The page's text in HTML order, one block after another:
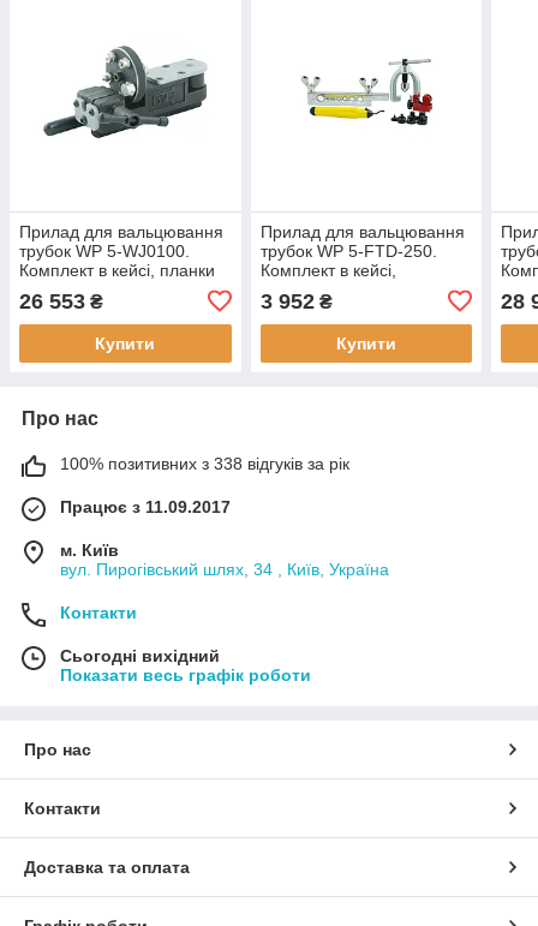
Прилад для вальцювання
трубок WP 5-WJ0100.
Комплект в кейсі, планки
діаметром 4,75 мм (3/16),
планки для затиску
26 553 ₴
Купити
Прилад для вальцювання
трубок WP 5-FTD-250.
Комплект в кейсі,
комплект висадок-4,75 мм
(3/16), 6,35 мм (1/4), 8,0
мм (5/16), 9,52
3 952₴
Купити
28
Про нас
100% позитивних з 338 відгуків за рік
Працює з 11.09.2017
м. Київ
вул. Пирогівський шлях, 34 , Київ, Україна
Контакти
Сьогодні вихідний
Показати весь графік роботи
Про нас
Контакти
Доставка та оплата